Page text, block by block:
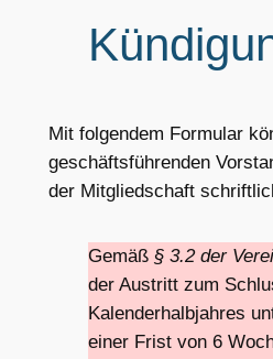
Mit folgendem Formular
geschäftsführenden
der Mitgliedschaft
Gemäß § 3.2 der
der Austritt zum
Kalenderhalbjahres
einer Frist von 6